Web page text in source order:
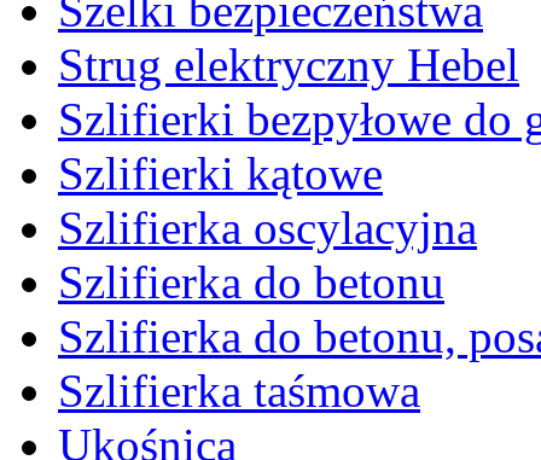
Szelki bezpieczeństwa
Strug elektryczny Hebel
Szlifierki bezpyłowe do
Szlifierki kątowe
Szlifierka oscylacyjna
Szlifierka do betonu
Szlifierka do betonu,
Szlifierka taśmowa
Ukośnica